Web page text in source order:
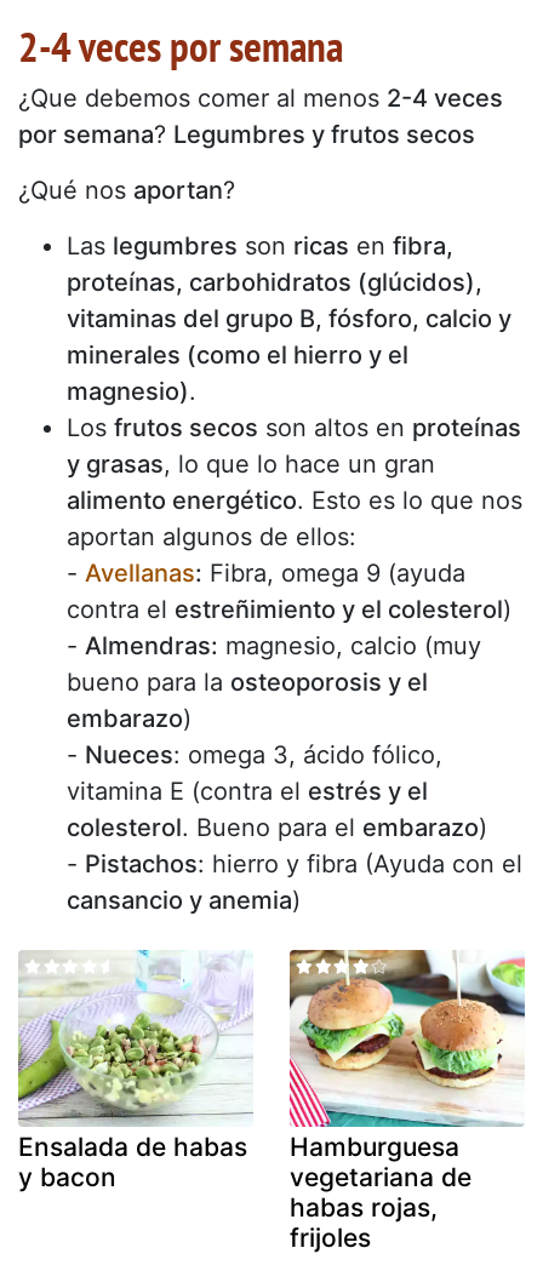
2-4 veces por semana
¿Que debemos comer al menos 2-4 veces
por semana? Legumbres y frutos secos
¿Qué nos aportan?
Las legumbres son ricas en fibra,
proteínas, carbohidratos (glúcidos),
vitaminas del grupo B, fósforo, calcio y
minerales (como el hierro y el
magnesio).
Los frutos secos son altos en proteínas
y grasas, lo que lo hace un gran
alimento energético. Esto es lo que nos
aportan algunos de ellos:
- Avellanas: Fibra, omega 9 (ayuda
contra el estreñimiento y el colesterol)
- Almendras: magnesio, calcio (muy
bueno para la osteoporosis y el
embarazo)
- Nueces: omega 3, ácido fólico,
vitamina E (contra el estrés y el
colesterol. Bueno para el embarazo)
- Pistachos: hierro y fibra (Ayuda con el
cansancio y anemia)
Ensalada de habas
y bacon
Hamburguesa
vegetariana de
habas rojas,
frijoles